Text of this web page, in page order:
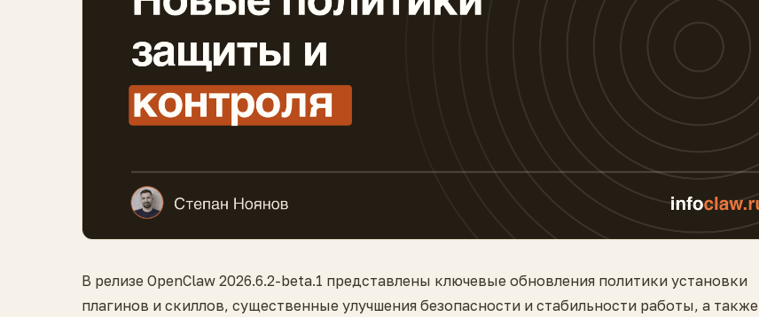
В релизе OpenClaw 2026.6.2-beta.1 представлены ключевые обновления политики установки
плагинов и скиллов, существенные улучшения безопасности и стабильности работы, а также